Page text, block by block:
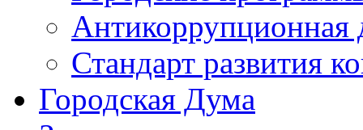
Антикоррупционная
Стандарт развития
Городская Дума